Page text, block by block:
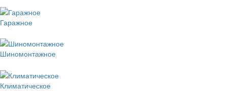
Гаражное
Шиномонтажное
Климатическое